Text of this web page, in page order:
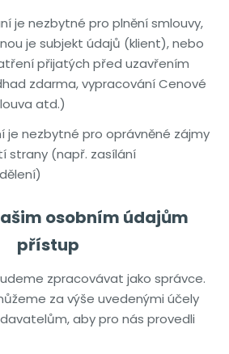
je nezbytné pro plnění smlouvy,
je subjekt údajů (klient), nebo
přijatých před uzavřením
zdarma, vypracování Cenové
atd.)
je nezbytné pro oprávněné zájmy
strany (např. zasílání
osobním údajům
přístup
zpracovávat jako správce.
za výše uvedenými účely
aby pro nás provedli